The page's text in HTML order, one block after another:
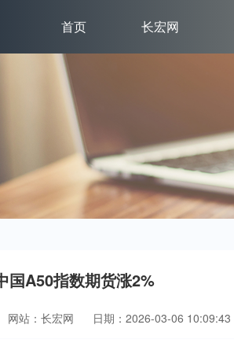
首页 长宏网
国A50指数期货涨2%
网站：长宏网 日期：2026-03-06 10:09:43